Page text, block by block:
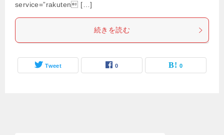
service=”rakuten […]
続きを読む
Tweet 0 0